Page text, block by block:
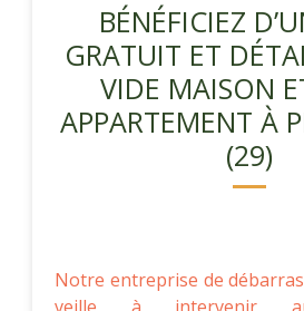
BÉNÉFICIEZ
GRATUIT ET
VIDE MAISON
APPARTEMENT À
(29)
Notre entreprise de